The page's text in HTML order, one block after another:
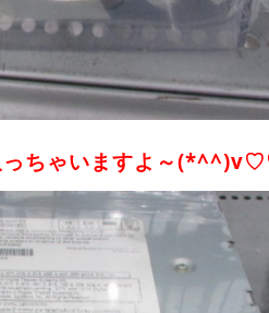
っちゃいますよ～